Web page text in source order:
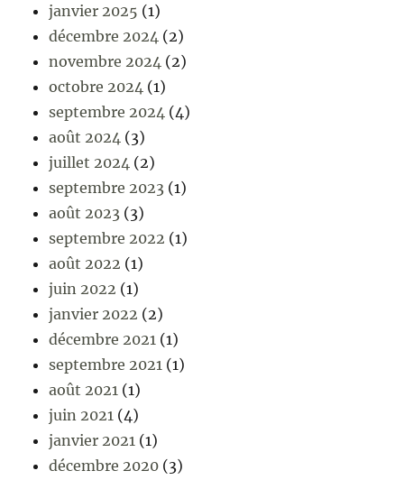
janvier 2025 (1)
décembre 2024 (2)
novembre 2024 (2)
octobre 2024 (1)
septembre 2024 (4)
août 2024 (3)
juillet 2024 (2)
septembre 2023 (1)
août 2023 (3)
septembre 2022 (1)
août 2022 (1)
juin 2022 (1)
janvier 2022 (2)
décembre 2021 (1)
septembre 2021 (1)
août 2021 (1)
juin 2021 (4)
janvier 2021 (1)
décembre 2020 (3)